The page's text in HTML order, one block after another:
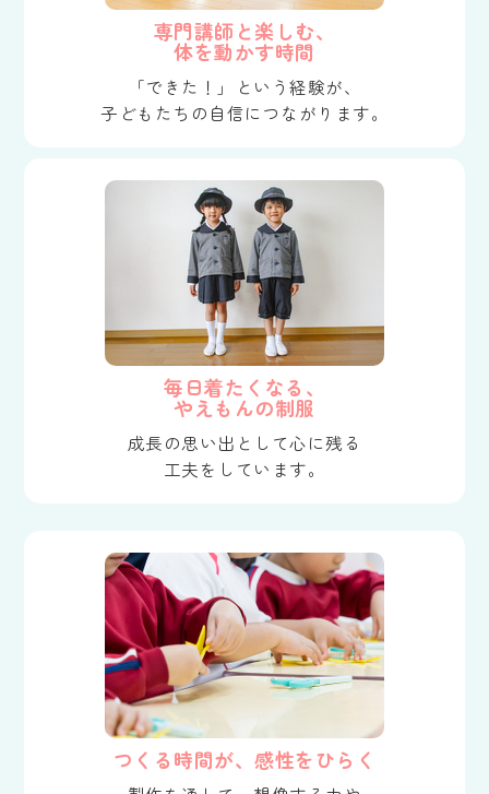
専門講師と楽しむ、
体を動かす時間
「できた！」という経験が、
子どもたちの自信につながります。
毎日着たくなる、
やえもんの制服
成長の思い出として心に残る
工夫をしています。
つくる時間が、感性をひらく